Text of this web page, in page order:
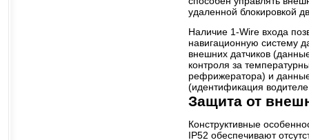
удаленной блокировкой
Наличие 1-Wire входа
навигационную систему
внешних датчиков
контроля за
рефрижератора) и
(идентификация
Защита от
Конструктивные
IP52 обеспечивают